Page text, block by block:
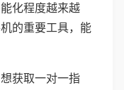
化程度越来越
的重要工具，能
获取一对一指